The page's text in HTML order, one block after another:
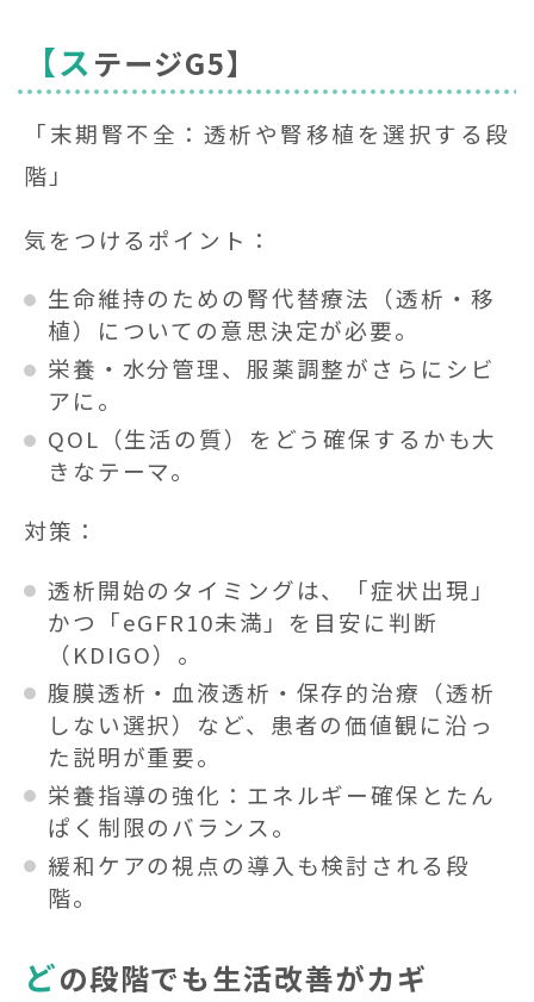
【ステージG5】
「末期腎不全：透析や腎移植を選択する段
階」
気をつけるポイント：
生命維持のための腎代替療法（透析・移
植）についての意思決定が必要。
栄養・水分管理、服薬調整がさらにシビ
アに。
QOL（生活の質）をどう確保するかも大
きなテーマ。
対策：
透析開始のタイミングは、「症状出現」
かつ「eGFR10未満」を目安に判断
（KDIGO）。
腹膜透析・血液透析・保存的治療（透析
しない選択）など、患者の価値観に沿っ
た説明が重要。
栄養指導の強化：エネルギー確保とたん
ぱく制限のバランス。
緩和ケアの視点の導入も検討される段
階。
どの段階でも生活改善がカギ